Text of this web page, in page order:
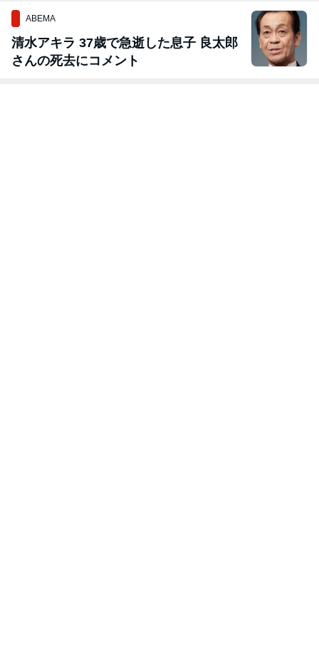
ABEMA
清水アキラ 37歳で急逝した息子 良太郎
さんの死去にコメント